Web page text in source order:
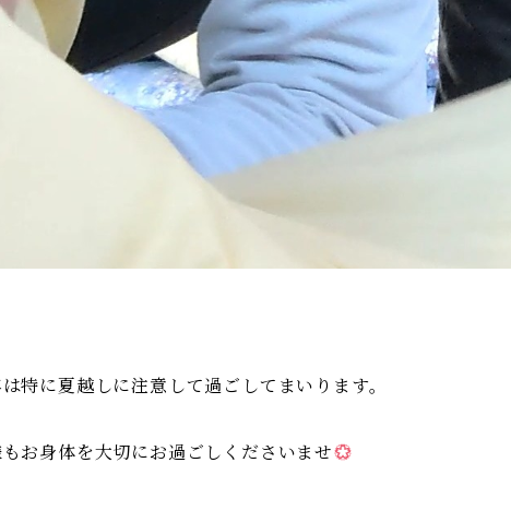
特に夏越しに注意して過ごしてまいります。
お身体を大切にお過ごしくださいませ